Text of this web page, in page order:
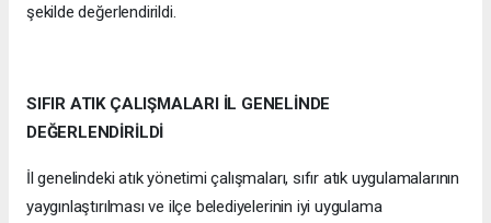
şekilde değerlendirildi.
SIFIR ATIK ÇALIŞMALARI İL GENELİNDE
DEĞERLENDİRİLDİ
İl genelindeki atık yönetimi çalışmaları, sıfır atık uygulamalarının
yaygınlaştırılması ve ilçe belediyelerinin iyi uygulama